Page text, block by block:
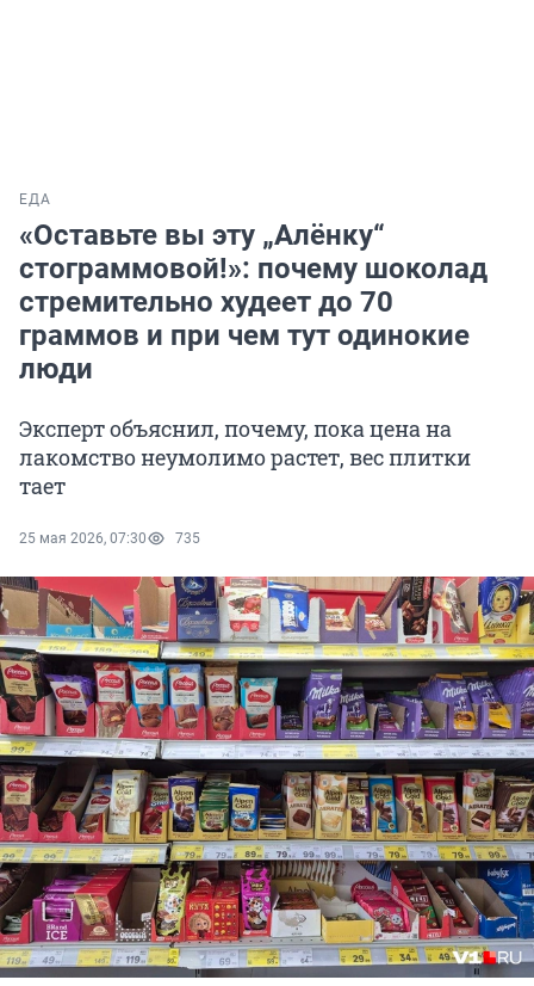
ЕДА
«Оставьте вы эту „Алёнку“
стограммовой!»: почему шоколад
стремительно худеет до 70
граммов и при чем тут одинокие
люди
Эксперт объяснил, почему, пока цена на
лакомство неумолимо растет, вес плитки
тает
25 мая 2026, 07:30 735